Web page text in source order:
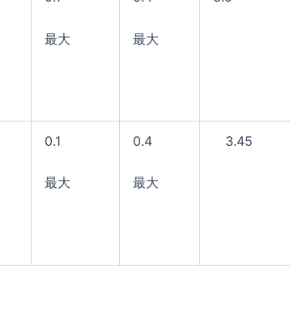
最大 最大
0.1
最大
0.4
最大
3.45